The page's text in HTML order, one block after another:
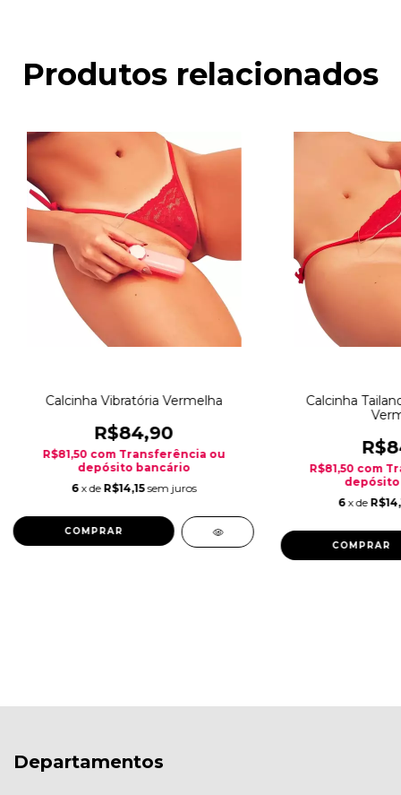
Produtos relacionados
Calcinha Vibratória Vermelha
R$84,90
R$81,50 com Transferência ou
depósito bancário
6 x de R$14,15 sem juros
Calcinha
R$81,50 com
6 x de
Departamentos